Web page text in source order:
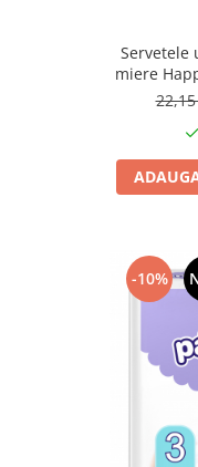
Servetele
miere
-10%